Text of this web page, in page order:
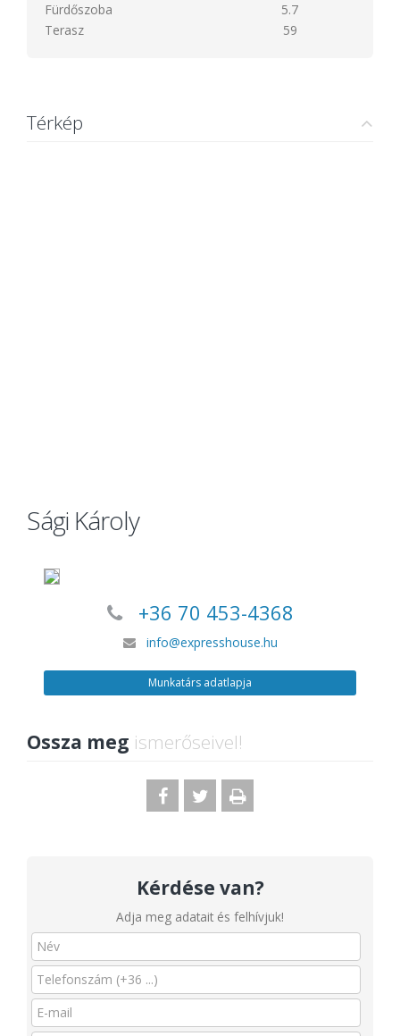
Fürdőszoba
5.7
Terasz
59
Térkép
Sági Károly
+36 70 453-4368
info@expresshouse.hu
Munkatárs adatlapja
Ossza meg ismerőseivel!
Kérdése van?
Adja meg adatait és felhívjuk!